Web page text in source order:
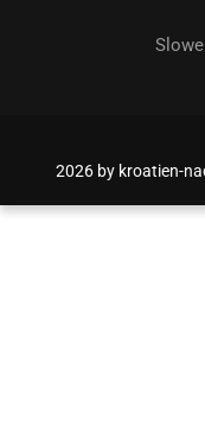
2026 by kroatien-